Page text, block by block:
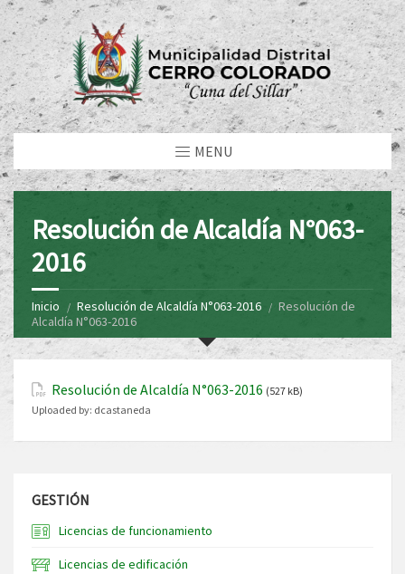
MENU
Resolución de Alcaldía N°063-
2016
Inicio Resolución de Alcaldía N°063-2016
Resolución de
Alcaldía N°063-2016
Resolución de Alcaldía N°063-2016 (527 kB)
Uploaded by: dcastaneda
GESTIÓN
Licencias de funcionamiento
Licencias de edificación